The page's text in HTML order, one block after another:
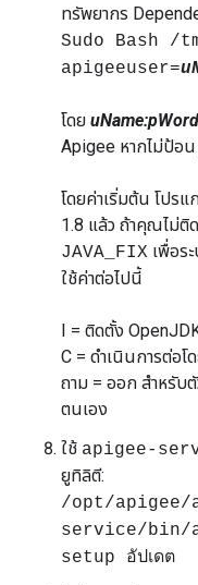
ทรัพยากร
Sudo Bash /
apigeeuser=
โดย uName:pWord
Apigee หากไม่ป้อน
โดยค่าเริ่มต้น โปร
1.8 แล้ว ถ้าคุณไม่ติ
JAVA_FIX เพื่อร
ใช้ค่าต่อไปนี้
I = ติดตั้ง
C = ดำเนินการต่อโ
ถาม = ออก สำหรับ
ตนเอง
ใช้ apigee-
ยูทิลิตี:
/opt/apigee/
service/bin/
setup อัปเดต